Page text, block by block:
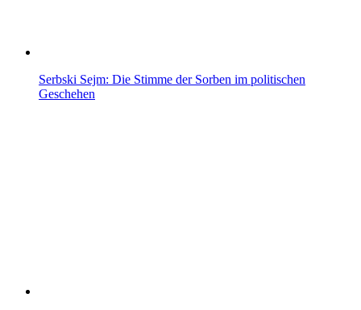
Serbski Sejm: Die Stimme der Sorben im politischen
Geschehen